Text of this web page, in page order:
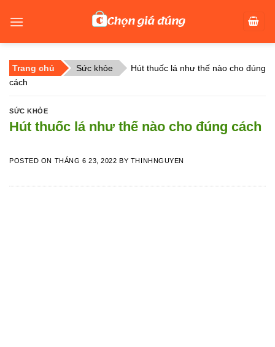
Trang chủ Sức khỏe
Hút thuốc lá như thế nào cho đúng
cách
SỨC KHỎE
Hút thuốc lá như thế nào cho đúng cách
POSTED ON THÁNG 6 23, 2022 BY THINHNGUYEN